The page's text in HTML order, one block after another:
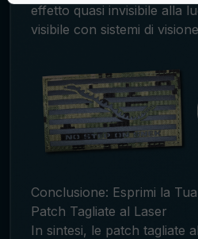
effetto quasi invisibile alla
visibile con sistemi di
Conclusione: Esprimi la
Patch Tagliate al Laser
In sintesi, le patch tagliate